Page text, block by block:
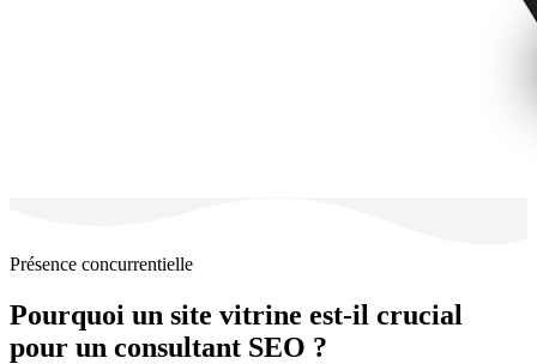
Présence concurrentielle
Pourquoi un site vitrine est-il crucial
pour un consultant SEO ?